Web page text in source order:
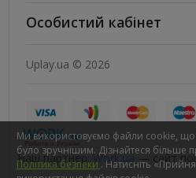
Особистий кабінет
Uplay.ua © 2026
Наш партнер:Work.ua— сайт
Ми використовуємо файли cookie,
було зручнішим. Дізнайтеся більше
Політика безпеки. Натисніть